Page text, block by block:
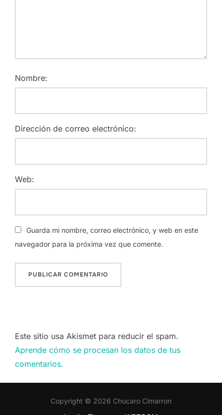
Nombre:
Dirección de correo electrónico:
Web:
Guarda mi nombre, correo electrónico, y web en este
navegador para la próxima vez que comente.
Este sitio usa Akismet para reducir el spam.
Aprende cómo se procesan los datos de tus
comentarios.
Copyright © 2026 Chucaro Cimarron